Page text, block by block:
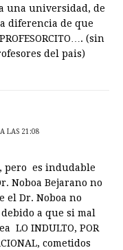
una universidad, de
diferencia de que
(sin
del pais)
LAS 21:08
pero es indudable
Noboa Bejarano no
el Dr. Noboa no
a que si mal
LO INDULTO, POR
cometidos